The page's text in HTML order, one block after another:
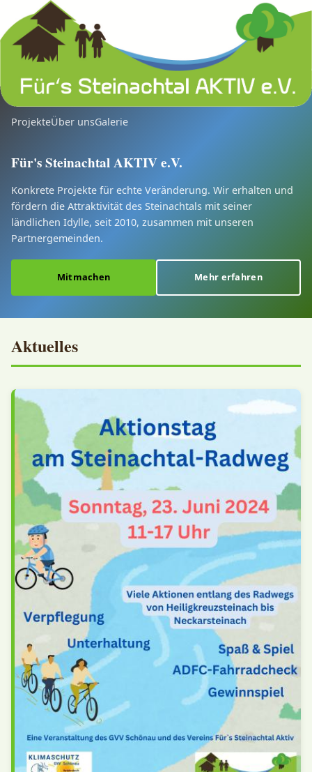
ProjekteÜber unsGalerie
Für's Steinachtal AKTIV e.V.
Konkrete Projekte für echte Veränderung. Wir erhalten und
fördern die Attraktivität des Steinachtals mit seiner
ländlichen Idylle, seit 2010, zusammen mit unseren
Partnergemeinden.
Mitmachen Mehr erfahren
Aktuelles